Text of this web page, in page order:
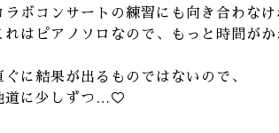
ラボコンサートの練習にも向き合わな
れはピアノソロなので、もっと時間がか
ぐに結果が出るものではないので、
道に少しずつ…♡